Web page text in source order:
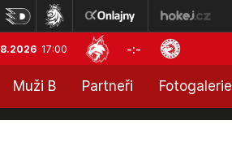
17:00 -:-
Muži B Partneři Fotogalerie